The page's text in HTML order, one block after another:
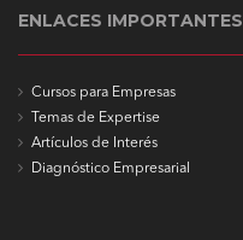
ENLACES IMPORTANTES
Cursos para Empresas
Temas de Expertise
Artículos de Interés
Diagnóstico Empresarial